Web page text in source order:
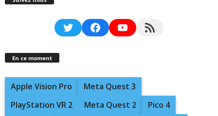
TwitterFacebookYouTubeRSS Feed
En ce moment
Apple Vision Pro
Meta Quest 3
PlayStation VR 2
Meta Quest 2
Pico 4